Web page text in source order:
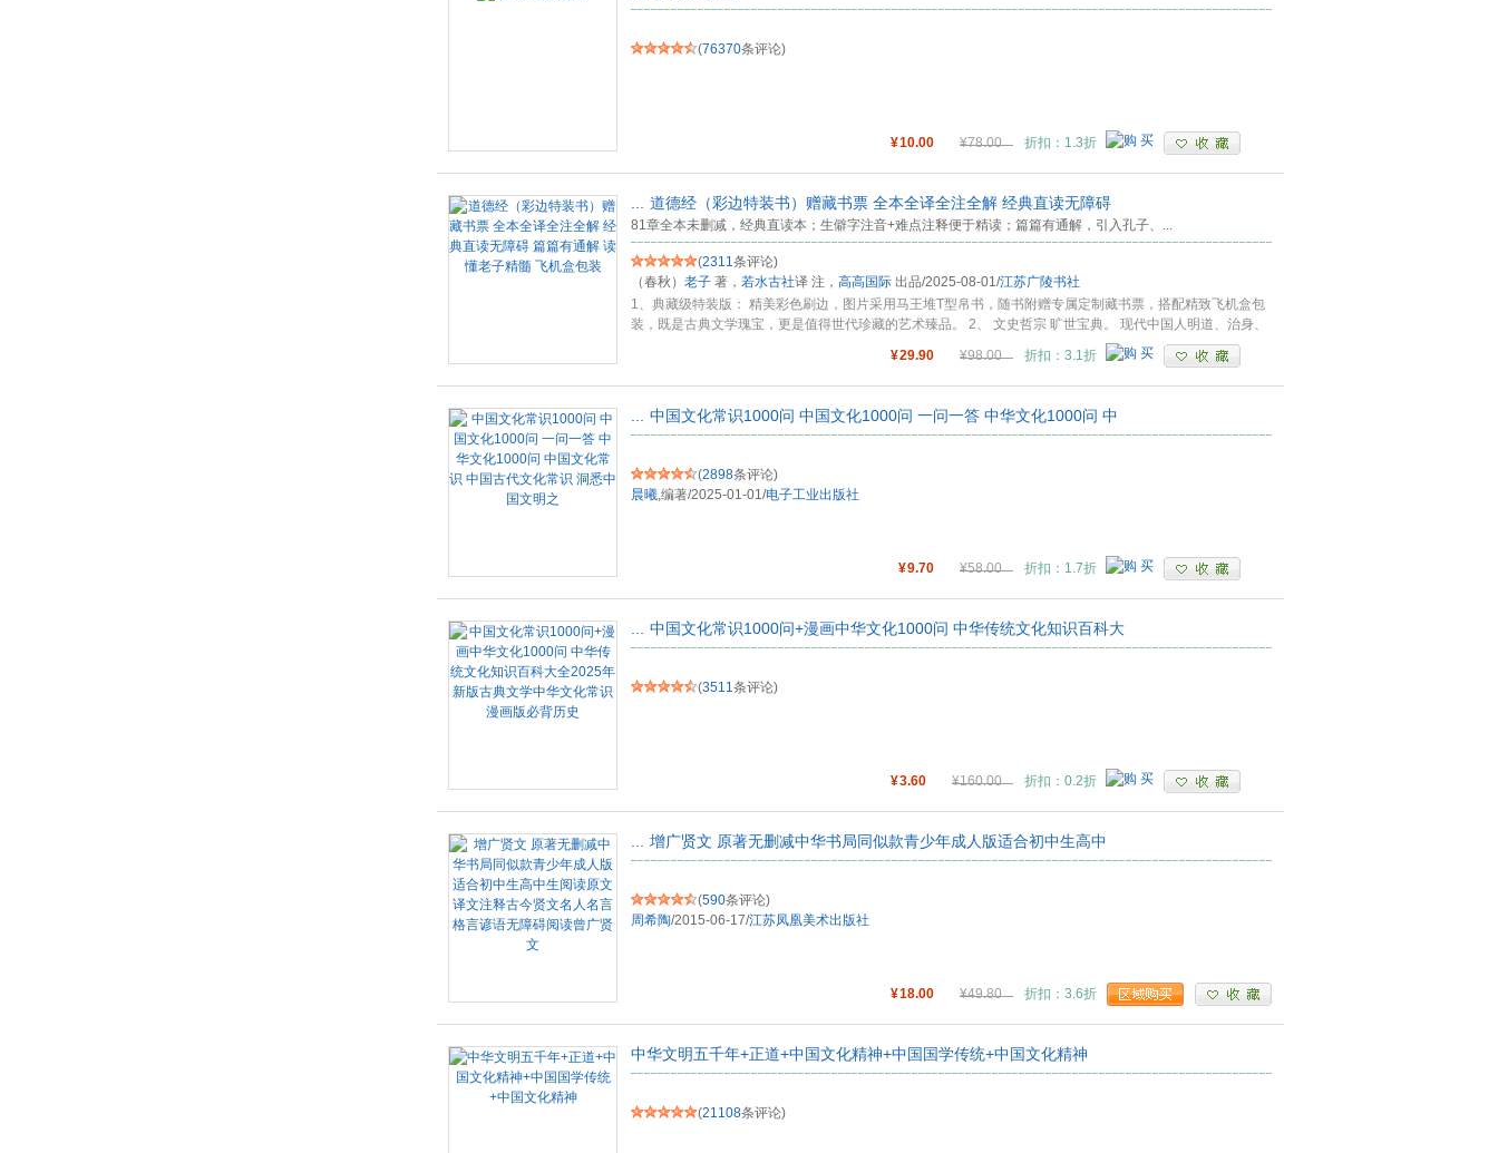
(76370条评论)
¥10.00 ¥78.00 折扣：1.3折
道德经（彩边特装书）赠藏书票 全本全译全注全解 经典直读无障碍
81章全本未删减，经典直读本；生僻字注音+难点注释便于精读；篇篇有通解，引入孔子、 ...
(2311条评论)
（春秋） 老子 著， 若水古社译 注， 高高国际 出品/2025-08-01/江苏广陵书社
1、典藏级特装版： 精美彩色刷边，图片采用马王堆T型帛书，随书附赠专属定制藏书票，搭配精致飞机盒包
装，既是古典文学瑰宝，更是值得世代珍藏的艺术臻品。 2、 文史哲宗 旷世宝典。 现代中国人明道、治身、
¥29.90 ¥98.00 折扣：3.1折
中国文化常识1000问 中国文化1000问 一问一答 中华文化1000问 中
(2898条评论)
晨曦,编著/2025-01-01/电子工业出版社
¥9.70 ¥58.00 折扣：1.7折
中国文化常识1000问+漫画中华文化1000问 中华传统文化知识百科大
(3511条评论)
¥3.60 ¥160.00 折扣：0.2折
增广贤文 原著无删减中华书局同似款青少年成人版适合初中生高中
(590条评论)
周希陶/2015-06-17/江苏凤凰美术出版社
¥18.00 ¥49.80 折扣：3.6折
中华文明五千年+正道+中国文化精神+中国国学传统+中国文化精神
(21108条评论)